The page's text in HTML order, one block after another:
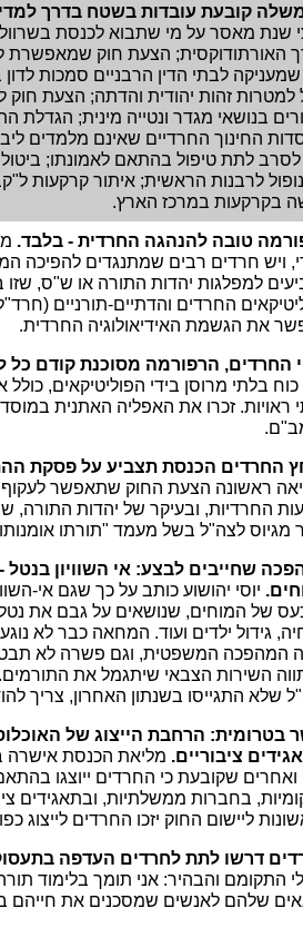
קובעת עובדות בשטח בדרך
שנת מאסר על מי שתבוא לכנסת
האורתודוקסית; הצעת חוק שמאפשרת
למטרות זהות יהודית והדתה; הצעת חוק
החינוך החרדיים שאינם מלמדים
לסרב לתת טיפול בהתאם לאמונתו;
לרבנות הראשית; איתור קרקעות
בקרקעות במרכז הארץ.
טובה להנהגה החרדית - בלבד.
ויש חרדים רבים שמתנגדים להפיכה
למפלגות יהדות התורה או ש"ס, שזו
החרדים והדתיים-תורניים
את הגשמת האידיאולוגיה החרדית.
החרדים, הרפורמה מסוכנת קודם כל
כוח בלתי מרוסן בידי הפוליטיקאים,
ראויות. זכרו את האפליה האתנית
החרדים הכנסת תצביע על פסקת
ראשונה הצעת החוק שתאפשר
החרדיות, ובעיקר של יהדות התורה,
מגיוס לצה"ל בשל מעמד "תורתו
שחייבים לבצע: אי השוויון
יוסי יהושוע כותב על כך שגם אי-
של המוחים, שנושאים על גבם את
גידול ילדים ועוד. המחאה כבר לא
המהפכה המשפטית, וגם פשרה לא
שלא התגייסו בשנתון האחרון, צריך
בטרומית: הרחבת הייצוג של
ציבוריים. מליאת הכנסת
ואחרים שקובעת כי החרדים ייוצגו
בחברות ממשלתיות, ובתאגידים
ליישום החוק יזכו החרדים לייצוג
דרשו לתת לחרדים העדפה
התקומם והבהיר: אני תומך בלימוד
שלהם לאנשים שמסכנים את חייהם